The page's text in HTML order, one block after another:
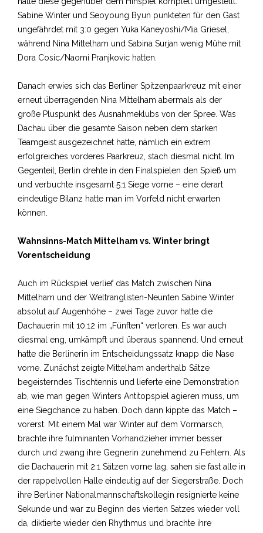
Sabine Winter und Seoyoung Byun punkteten für den Gast
ungefährdet mit 3:0 gegen Yuka Kaneyoshi/Mia Griesel,
während Nina Mittelham und Sabina Surjan wenig Mühe mit
Dora Cosic/Naomi Pranjkovic hatten.
Danach erwies sich das Berliner Spitzenpaarkreuz mit einer
erneut überragenden Nina Mittelham abermals als der
große Pluspunkt des Ausnahmeklubs von der Spree. Was
Dachau über die gesamte Saison neben dem starken
Teamgeist ausgezeichnet hatte, nämlich ein extrem
erfolgreiches vorderes Paarkreuz, stach diesmal nicht. Im
Gegenteil, Berlin drehte in den Finalspielen den Spieß um
und verbuchte insgesamt 5:1 Siege vorne – eine derart
eindeutige Bilanz hatte man im Vorfeld nicht erwarten
können.
Wahnsinns-Match Mittelham vs. Winter bringt
Vorentscheidung
Auch im Rückspiel verlief das Match zwischen Nina
Mittelham und der Weltranglisten-Neunten Sabine Winter
absolut auf Augenhöhe – zwei Tage zuvor hatte die
Dachauerin mit 10:12 im „Fünften“ verloren. Es war auch
diesmal eng, umkämpft und überaus spannend. Und erneut
hatte die Berlinerin im Entscheidungssatz knapp die Nase
vorne. Zunächst zeigte Mittelham anderthalb Sätze
begeisterndes Tischtennis und lieferte eine Demonstration
ab, wie man gegen Winters Antitopspiel agieren muss, um
eine Siegchance zu haben. Doch dann kippte das Match –
vorerst. Mit einem Mal war Winter auf dem Vormarsch,
brachte ihre fulminanten Vorhandzieher immer besser
durch und zwang ihre Gegnerin zunehmend zu Fehlern. Als
die Dachauerin mit 2:1 Sätzen vorne lag, sahen sie fast alle in
der rappelvollen Halle eindeutig auf der Siegerstraße. Doch
ihre Berliner Nationalmannschaftskollegin resignierte keine
Sekunde und war zu Beginn des vierten Satzes wieder voll
da, diktierte wieder den Rhythmus und brachte ihre